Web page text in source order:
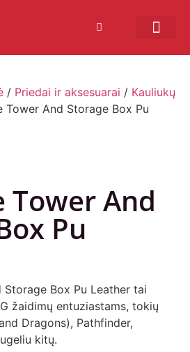
/ Priedai ir aksesuarai / Kauliukų
Tower And Storage Box Pu
Tower And
Pu
Storage Box Pu Leather tai
žaidimų entuziastams, tokių
Dragons), Pathfinder,
kitų.